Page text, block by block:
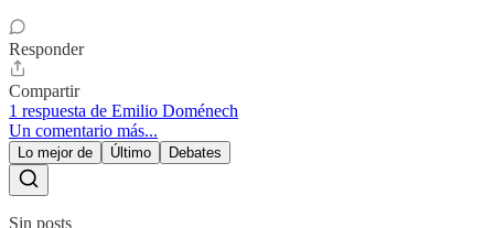
Responder
Compartir
1 respuesta de Emilio Doménech
Un comentario más...
Lo mejor de Último Debates
Sin posts